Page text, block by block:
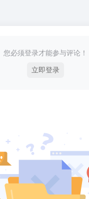
您必须登录才能参与评论！
立即登录